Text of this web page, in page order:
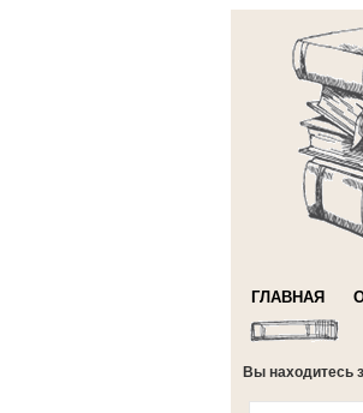
ГЛАВНАЯ
Вы находитесь